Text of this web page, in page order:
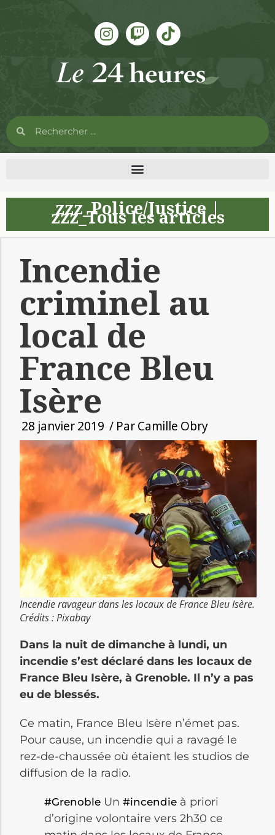
zzz_Police/Justice |
zzz_Tous les articles
Incendie
criminel au
local de
France Bleu
Isère
28 janvier 2019 / ParCamille Obry
Incendie ravageur dans les locaux de France Bleu Isère.
Crédits : Pixabay
Dans la nuit de dimanche à lundi, un
incendie s’est déclaré dans les locaux de
France Bleu Isère, à Grenoble. Il n’y a pas
eu de blessés.
Ce matin, France Bleu Isère n’émet pas.
Pour cause, un incendie qui a ravagé le
rez-de-chaussée où étaient les studios de
diffusion de la radio.
#Grenoble Un #incendie à priori
d’origine volontaire vers 2h30 ce